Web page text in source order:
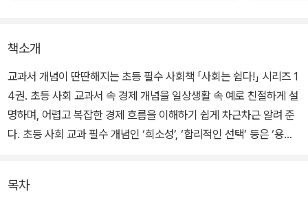
책소개
교과서 개념이 딴딴해지는 초등 필수 사회책 「사회는 쉽다!」 시리즈 1
4권. 초등 사회 교과서 속 경제 개념을 일상생활 속 예로 친절하게 설
명하며, 어렵고 복잡한 경제 흐름을 이해하기 쉽게 차근차근 알려 준
다. 초등 사회 교과 필수 개념인 ‘희소성’, ‘합리적인 선택’ 등은 ‘용돈
소성이 생기기 때문에 요모조모 따져서 합리적인 선택을 해야 함을
목차